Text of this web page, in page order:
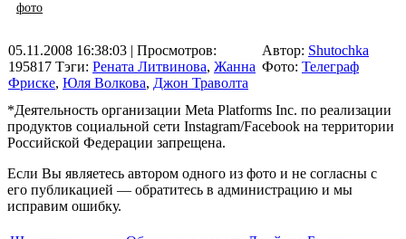
фото
05.11.2008 16:38:03 | Просмотров:
195817 Тэги: Рената Литвинова, Жанна
Фриске, Юля Волкова, Джон Траволта
Автор: Shutochka
Фото: Телеграф
*Деятельность организации Meta Platforms Inc. по реализации
продуктов социальной сети Instagram/Facebook на территории
Российской Федерации запрещена.
Если Вы являетесь автором одного из фото и не согласны с
его публикацией — обратитесь в администрацию и мы
исправим ошибку.